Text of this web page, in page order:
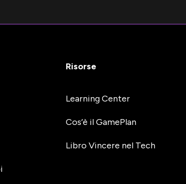
Risorse
Learning Center
Cos’è il GamePlan
Libro Vincere nel Tech